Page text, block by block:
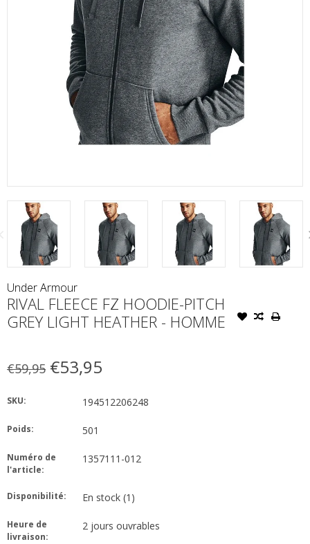
Under Armour
RIVAL FLEECE FZ HOODIE-PITCH
GREY LIGHT HEATHER - HOMME
€59,95 €53,95
SKU: 194512206248
Poids: 501
Numéro de
l'article:
1357111-012
Disponibilité: En stock (1)
Heure de
livraison:
2 jours ouvrables